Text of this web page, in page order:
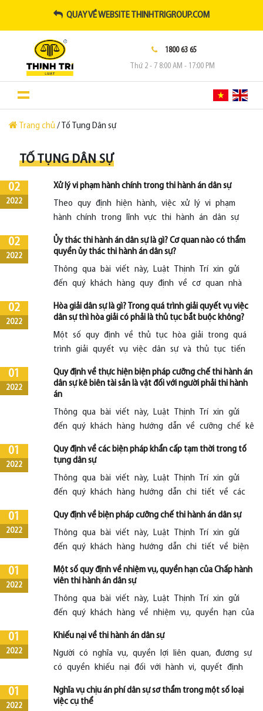
QUAY VỀ WEBSITE THINHTRIGROUP.COM
1800 63 65
Thứ 2 - 7 8:00 AM - 17:00 PM
Trang chủ / Tố Tụng Dân sự
TỐ TỤNG DÂN SỰ
02
2022
Xử lý vi phạm hành chính trong thi hành án dân sự
Theo quy định hiện hành, việc xử lý vi phạm
hành chính trong lĩnh vực thi hành án dân sự
được quy định như thế nào?
02
2022
Ủy thác thi hành án dân sự là gì? Cơ quan nào có thẩm
quyền ủy thác thi hành án dân sự?
Thông qua bài viết này, Luật Thịnh Trí xin gửi
đến quý khách hàng quy định về cơ quan nhà
sự.
02
2022
Hòa giải dân sự là gì? Trong quá trình giải quyết vụ việc
dân sự thì hòa giải có phải là thủ tục bắt buộc không?
Một số quy định về thủ tục hòa giải trong quá
trình giải quyết vụ việc dân sự và thủ tục tiến
01
2022
Quy định về thực hiện biện pháp cưỡng chế thi hành án
dân sự kê biên tài sản là vật đối với người phải thi hành
án
Thông qua bài viết này, Luật Thịnh Trí xin gửi
đến quý khách hàng hướng dẫn về cưỡng chế kê
dân sự.
01
2022
Quy định về các biện pháp khẩn cấp tạm thời trong tố
tụng dân sự
Thông qua bài viết này, Luật Thịnh Trí xin gửi
đến quý khách hàng hướng dẫn chi tiết về các
án dân sự.
01
2022
Quy định về biện pháp cưỡng chế thi hành án dân sự
Thông qua bài viết này, Luật Thịnh Trí xin gửi
đến quý khách hàng hướng dẫn chi tiết về biện
01
2022
Một số quy định về nhiệm vụ, quyền hạn của Chấp hành
viên thi hành án dân sự
Thông qua bài viết này, Luật Thịnh Trí xin gửi
đến quý khách hàng về nhiệm vụ, quyền hạn của
01
2022
Khiếu nại về thi hành án dân sự
Người có nghĩa vụ, quyền lợi liên quan, đương sự
có quyền khiếu nại đối với hành vi, quyết định
hành án dân sự.
01
2022
Nghĩa vụ chịu án phí dân sự sơ thẩm trong một số loại
việc cụ thể